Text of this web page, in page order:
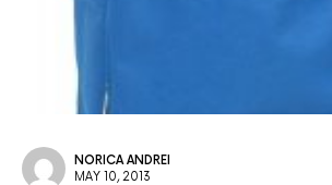
NORICA ANDREI
MAY 10, 2013